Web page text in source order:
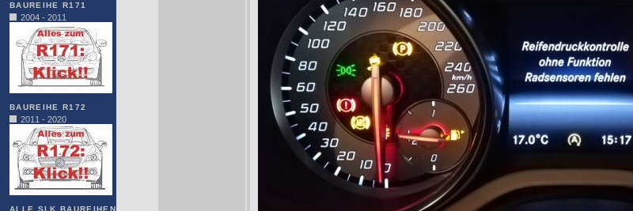
BAUREIHE R171
2004 - 2011
BAUREIHE R172
2011 - 2020
ALLE SLK BAUREIHEN